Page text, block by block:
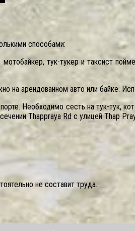
способами:
тук-тукер и таксист
арендованном авто или байке.
Необходимо сесть на тук-тук,
Thappraya Rd с улицей Thap
не составит труда.